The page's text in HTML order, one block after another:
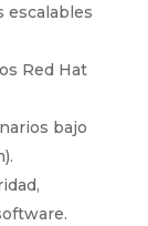
escalables
Red Hat
bajo